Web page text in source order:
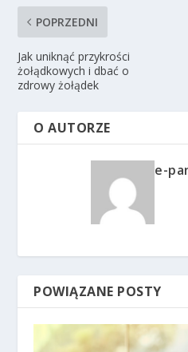
POPRZEDNI
Jak uniknąć przykrości
żołądkowych i dbać o
zdrowy żołądek
O AUTORZE
e-
POWIĄZANE POSTY